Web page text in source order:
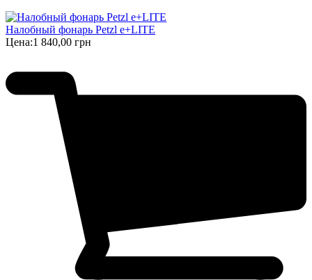
Налобный фонарь Petzl e+LITE
Цена:1 840,00 грн